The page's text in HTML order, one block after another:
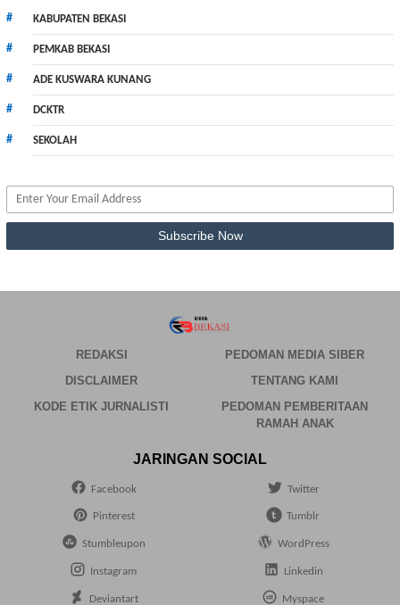
KABUPATEN BEKASI
PEMKAB BEKASI
ADE KUSWARA KUNANG
DCKTR
SEKOLAH
REDAKSI
PEDOMAN MEDIA SIBER
DISCLAIMER
TENTANG KAMI
KODE ETIK JURNALISTI
PEDOMAN PEMBERITAAN
RAMAH ANAK
JARINGAN SOCIAL
Facebook Twitter
Pinterest Tumblr
Stumbleupon WordPress
Instagram Linkedin
Deviantart Myspace